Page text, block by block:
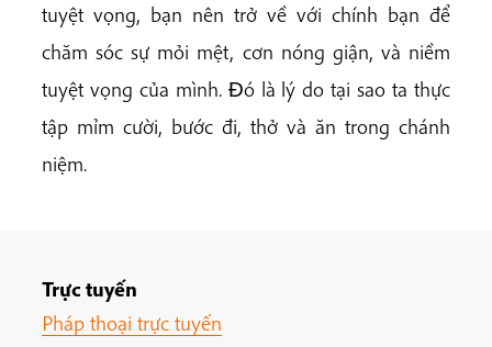
tuyệt vọng, bạn nên trở về với chính bạn để
chăm sóc sự mỏi mệt, cơn nóng giận, và niềm
tuyệt vọng của mình. Ðó là lý do tại sao ta thực
tập mỉm cười, bước đi, thở và ăn trong chánh
niệm.
Trực tuyến
Pháp thoại trực tuyến